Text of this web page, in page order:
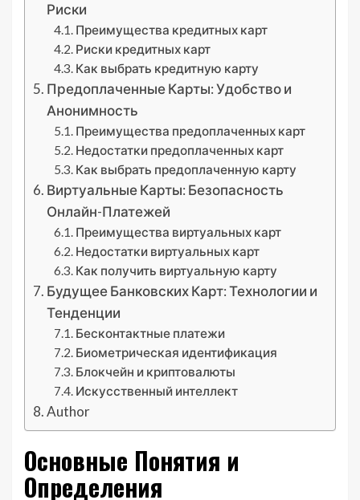
Риски
Преимущества кредитных карт
Риски кредитных карт
Как выбрать кредитную карту
Предоплаченные Карты: Удобство и
Анонимность
Преимущества предоплаченных карт
Недостатки предоплаченных карт
Как выбрать предоплаченную карту
Виртуальные Карты: Безопасность
Онлайн-Платежей
Преимущества виртуальных карт
Недостатки виртуальных карт
Как получить виртуальную карту
Будущее Банковских Карт: Технологии и
Тенденции
Бесконтактные платежи
Биометрическая идентификация
Блокчейн и криптовалюты
Искусственный интеллект
Author
Основные Понятия и
Определения